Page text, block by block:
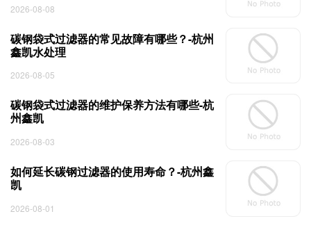
2026-08-08
碳钢袋式过滤器的常见故障有哪些？-杭州
鑫凯水处理
2026-08-05
碳钢袋式过滤器的维护保养方法有哪些-杭
州鑫凯
2026-08-03
如何延长碳钢过滤器的使用寿命？-杭州鑫
凯
2026-08-01